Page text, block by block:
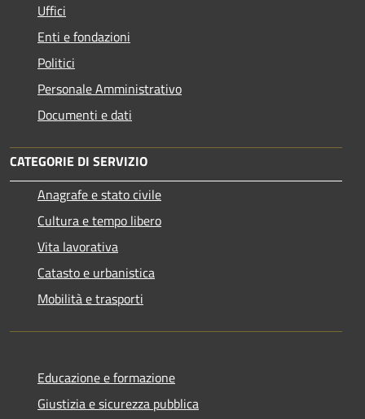
Uffici
Enti e fondazioni
Politici
Personale Amministrativo
Documenti e dati
CATEGORIE DI SERVIZIO
Anagrafe e stato civile
Cultura e tempo libero
Vita lavorativa
Catasto e urbanistica
Mobilità e trasporti
Educazione e formazione
Giustizia e sicurezza pubblica